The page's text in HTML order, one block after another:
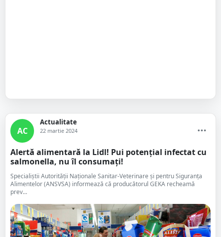
AC
Actualitate
22 martie 2024
Alertă alimentară la Lidl! Pui potențial infectat cu
salmonella, nu îl consumați!
Specialiștii Autorității Naționale Sanitar-Veterinare și pentru Siguranța
Alimentelor (ANSVSA) informează că producătorul GEKA recheamă
prev...